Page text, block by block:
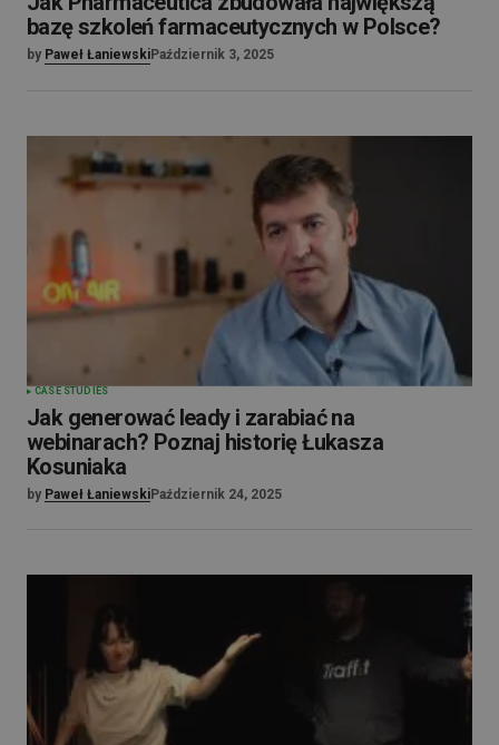
bazę szkoleń farmaceutycznych w Polsce?
by Paweł ŁaniewskiPaździernik 3, 2025
CASE STUDIES
Jak generować leady i zarabiać na
webinarach? Poznaj historię Łukasza
Kosuniaka
by Paweł ŁaniewskiPaździernik 24, 2025